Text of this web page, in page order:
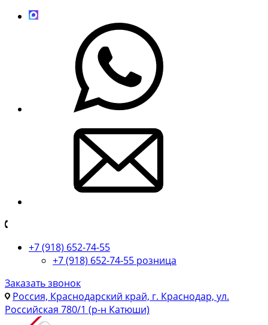
+7 (918) 652-74-55
+7 (918) 652-74-55 розница
Заказать звонок
Россия, Краснодарский край, г. Краснодар, ул.
Российская 780/1 (р-н Катюши)